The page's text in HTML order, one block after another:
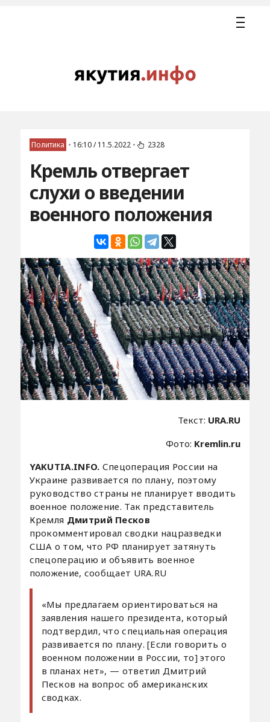
Политика • 16:10 / 11.5.2022 • 2328
Кремль отвергает
слухи о введении
военного положения
Текст: URA.RU
Фото: Kremlin.ru
YAKUTIA.INFO. Спецоперация России на
Украине развивается по плану, поэтому
руководство страны не планирует вводить
военное положение. Так представитель
Кремля Дмитрий Песков
прокомментировал сводки нацразведки
США о том, что РФ планирует затянуть
спецоперацию и объявить военное
положение, сообщает URA.RU
«Мы предлагаем ориентироваться на
заявления нашего президента, который
подтвердил, что специальная операция
развивается по плану. [Если говорить о
военном положении в России, то] этого
в планах нет», — ответил Дмитрий
Песков на вопрос об американских
сводках.